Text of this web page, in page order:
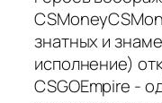
знатных и
исполнение)
CSGOEmpire -